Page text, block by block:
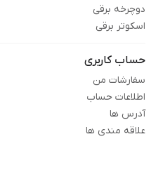
دوچرخه برقی
اسکوتر برقی
حساب کاربری
سفارشات من
اطلاعات حساب
آدرس ها
علاقه مندی ها